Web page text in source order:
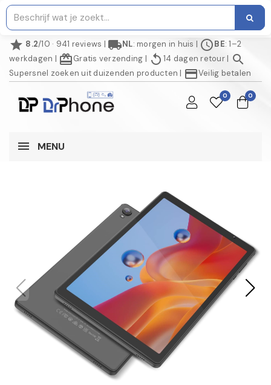
star 8.2/10 · 941 reviews | local_shippingNL: morgen in huis | scheduleBE: 1–2
werkdagen | redeemGratis verzending | replay 14 dagen retour| search
Supersnel zoeken uit duizenden producten | credit_cardVeilig betalen
0 0
MENU